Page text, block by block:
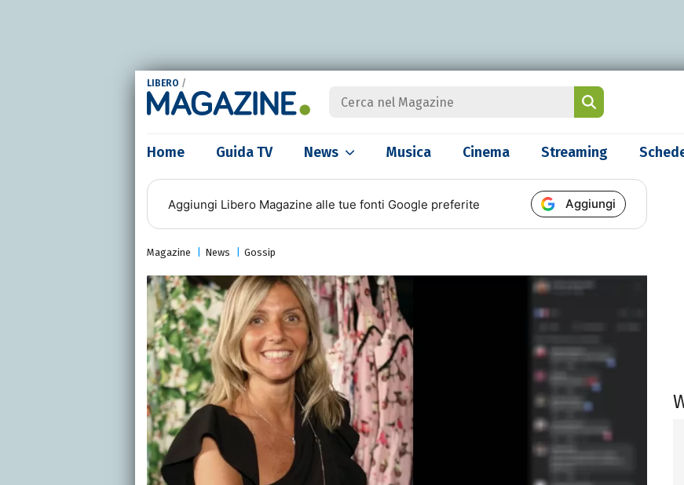
LIBERO /
Home Guida TV News Musica Cinema Streaming
Aggiungi Libero Magazine alle tue fonti Google preferite Aggiungi
Magazine News Gossip